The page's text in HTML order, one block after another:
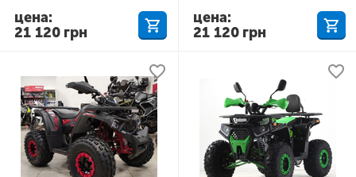
21 120 грн
цена:
21 120 грн
цена: